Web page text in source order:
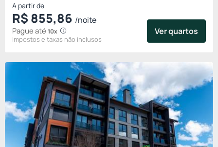
A partir de
R$ 855,86 /noite
Impostos e taxas não inclusos
Pague até 10x Ver quartos